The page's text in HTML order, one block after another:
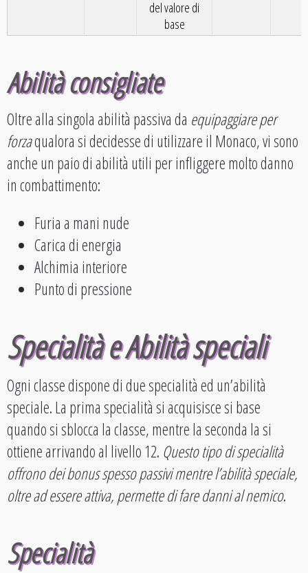
del valore di
base
Abilità consigliate
Oltre alla singola abilità passiva da equipaggiare per
forzaqualora si decidesse di utilizzare il Monaco, vi sono
anche un paio di abilità utili per infliggere molto danno
in combattimento:
Furia a mani nude
Carica di energia
Alchimia interiore
Punto di pressione
Specialità e Abilità speciali
Ogni classe dispone di due specialità ed un’abilità
speciale. La prima specialità si acquisisce si base
quando si sblocca la classe, mentre la seconda la si
ottiene arrivando al livello 12. Questo tipo di specialità
offrono dei bonus spesso passivi mentre l’abilità speciale,
oltre ad essere attiva, permette di fare danni al nemico.
Specialità